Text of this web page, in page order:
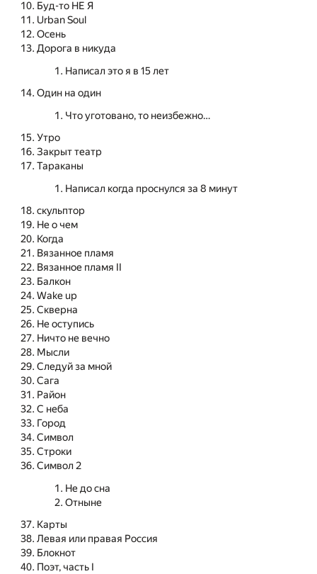
Буд-то НЕ Я
Urban Soul
Осень
Дорога в никуда
Написал это я в 15 лет
Один на один
Что уготовано, то неизбежно…
Утро
Закрыт театр
Тараканы
Написал когда проснулся за 8 минут
скульптор
Не о чем
Когда
Вязанное пламя
Вязанное пламя II
Балкон
Wake up
Скверна
Не оступись
Ничто не вечно
Мысли
Следуй за мной
Сага
Район
С неба
Город
Символ
Строки
Символ 2
Не до сна
Отныне
Карты
Левая или правая Россия
Блокнот
Поэт, часть I